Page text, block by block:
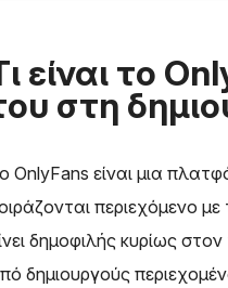
είναι το
στη
OnlyFans είναι μια
περιεχόμενο
δημοφιλής κυρίως
δημιουργούς